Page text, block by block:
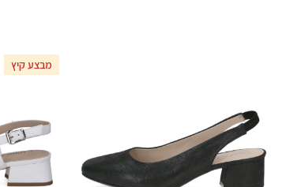
מבצע קיץ